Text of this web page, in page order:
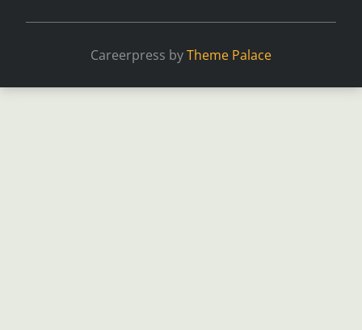
Careerpress byTheme Palace